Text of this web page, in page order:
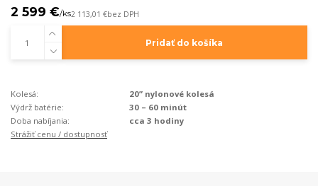
2 599 €/ks2 113,01 €bez DPH
Pridať do košíka
Kolesá:
20” nylonové kolesá
Výdrž batérie:
30 – 60 minút
Doba nabíjania:
cca 3 hodiny
Strážiť cenu / dostupnosť